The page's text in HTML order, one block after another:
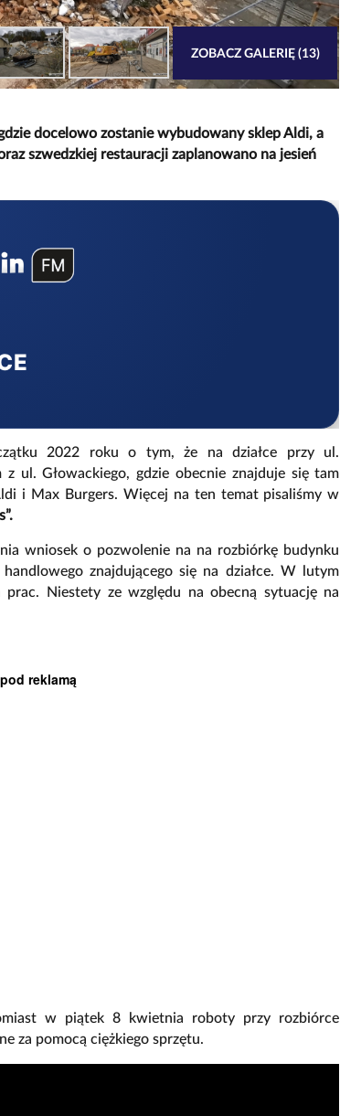
ZOBACZ GALERIĘ (13)
docelowo zostanie wybudowany sklep Aldi, a
szwedzkiej restauracji zaplanowano na jesień
2022 roku o tym, że na działce przy ul.
ul. Głowackiego, gdzie obecnie znajduje się tam
i Max Burgers. Więcej na ten temat pisaliśmy w
wniosek o pozwolenie na na rozbiórkę budynku
znajdującego się na działce. W lutym
Niestety ze względu na obecną sytuację na
reklamą
w piątek 8 kwietnia roboty przy rozbiórce
za pomocą ciężkiego sprzętu.